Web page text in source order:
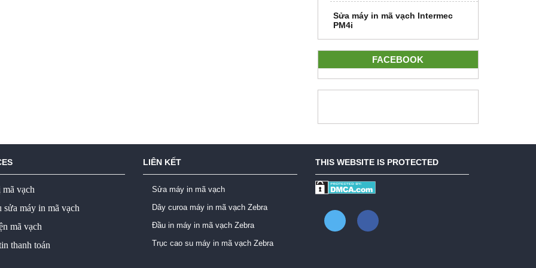
Sửa máy in mã vạch Intermec
PM4i
FACEBOOK
vạch
sửa máy in mã vạch
mã vạch
thanh toán
LIÊN KẾT
Sửa máy in mã vạch
Dây curoa máy in mã vạch Zebra
Đầu in máy in mã vạch Zebra
Trục cao su máy in mã vạch Zebra
THIS WEBSITE IS PROTECTED